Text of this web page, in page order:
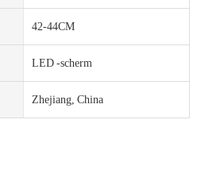
42-44CM
LED -scherm
Zhejiang, China